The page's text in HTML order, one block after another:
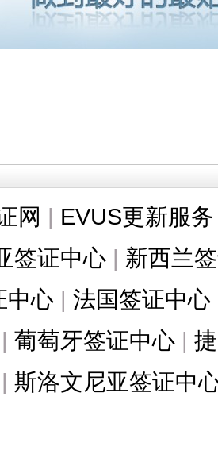
网 | EVUS更新服务
签证中心 | 新西兰
中心 | 法国签证中心
| 葡萄牙签证中心 |
| 斯洛文尼亚签证中